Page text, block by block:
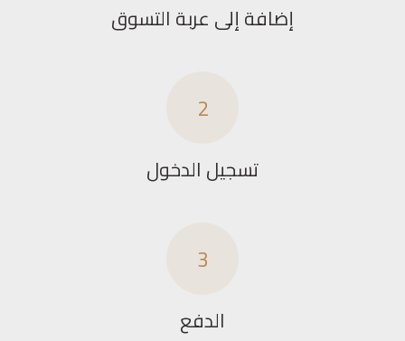
3
الدفع
2
تسجيل الدخول
إضافة إلى عربة التسوق